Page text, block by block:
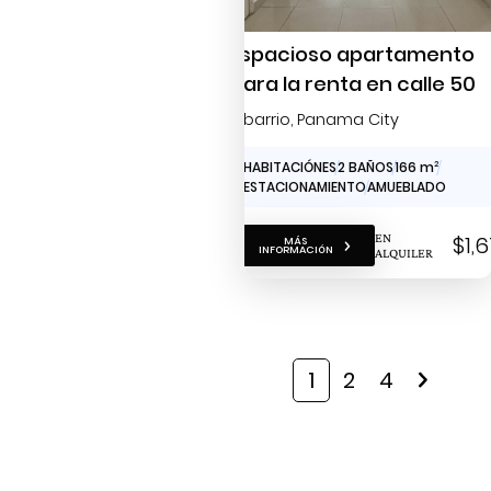
Espacioso apartamento
para la renta en calle 50
Obarrio, Panama City
3 HABITACIÓNES2 BAÑOS166 m2
2 ESTACIONAMIENTOAMUEBLADO
MÁS
INFORMACIÓN
EN
ALQUILER
1 2 4